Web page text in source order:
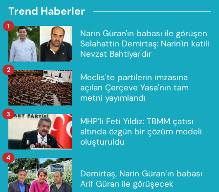
Trend Haberler
Narin Güran'ın babası ile görüşen
Selahattin Demirtaş: Narin'in katili
Nevzat Bahtiyar'dır
1
Meclis'te partilerin imzasına
açılan Çerçeve Yasa'nın tam
metni yayımlandı
2
MHP’li Feti Yıldız: TBMM çatısı
altında özgün bir çözüm modeli
oluşturuldu
3
Demirtaş, Narin Güran’ın babası
Arif Güran ile görüşecek
4